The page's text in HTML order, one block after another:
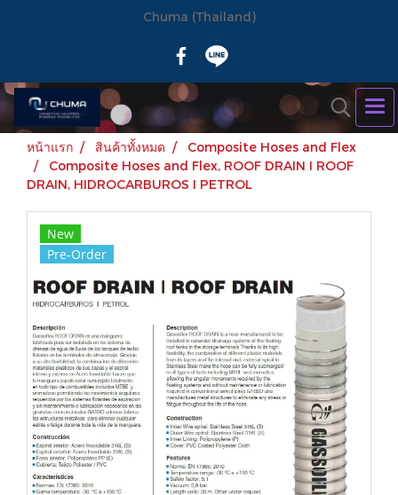
Chuma (Thailand)
หน้าแรก สินค้าทั้งหมด
Composite Hoses and Flex
Composite Hoses and Flex, ROOF DRAIN I ROOF
DRAIN, HIDROCARBUROS I PETROL
New
Pre-Order